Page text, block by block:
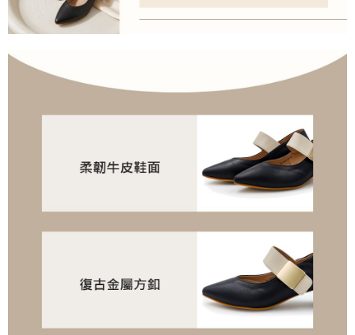
melalui perkhidmatan ini pada masa transaksi. Hasil daripada pembelian
atau pembayaran ansuran akan dipindahkan oleh peniaga kepada
Syarikat, dan pelanggan hendaklah membuat pembayaran mengikut
Untuk memenuhi hubungan kontrak yang terjalin melalui persetujuan
penggunaan OP Pay Later, peniaga akan memberikan maklumat peribadi
diperlukan untuk pengebilan ansuran, termasuk pengesahan,
Untuk terma perkhidmatan penuh, sila rujuk pautan berikut:
" target="_blank" class="link revert-
【Panduan Penggunaan Pembayaran Ansuran Gogo】
1. Perkhidmatan ini disediakan oleh Taiwan Mobile, pengguna telefon
mudah alih boleh segera menggunakan tanpa perlu memohon lagi.
(Hanya untuk nombor langganan peribadi, tidak terbuka untuk syarikat
dan kad prabayar)
2. Pilihan kaedah pembayaran "Pembayaran Ansuran Gogo", selepas